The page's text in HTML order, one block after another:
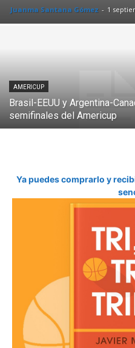
Juanma Santana Gómez - 1
AMERICUP
Brasil-EEUU y Argentina-
semifinales del Americup
Ya puedes comprarlo y